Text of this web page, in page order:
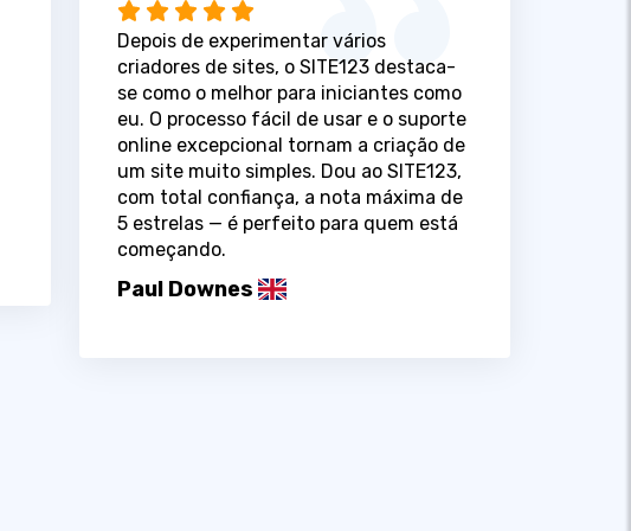
Depois de experimentar vários
criadores de sites, o SITE123 destaca-
se como o melhor para iniciantes como
eu. O processo fácil de usar e o suporte
online excepcional tornam a criação de
um site muito simples. Dou ao SITE123,
com total confiança, a nota máxima de
5 estrelas — é perfeito para quem está
começando.
Paul Downes